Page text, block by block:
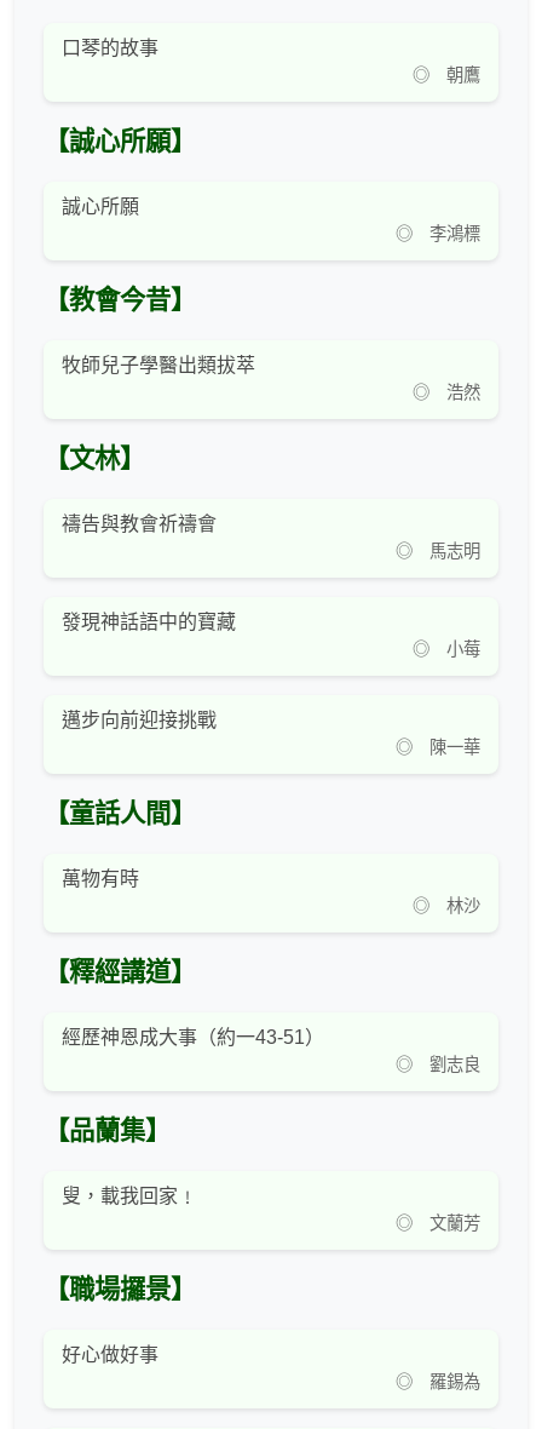
口琴的故事
◎ 朝鷹
【誠心所願】
誠心所願
◎ 李鴻標
【教會今昔】
牧師兒子學醫出類拔萃
◎ 浩然
【文林】
禱告與教會祈禱會
◎ 馬志明
發現神話語中的寶藏
◎ 小莓
邁步向前迎接挑戰
◎ 陳一華
【童話人間】
萬物有時
◎ 林沙
【釋經講道】
經歷神恩成大事（約一43-51）
◎ 劉志良
【品蘭集】
叟，載我回家﹗
◎ 文蘭芳
【職場攞景】
好心做好事
◎ 羅錫為